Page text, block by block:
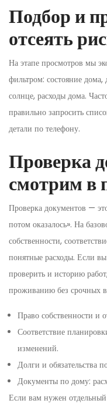
Подбор и
отсеять
На этапе просмотров мы
фильтром: состояние
солнце, расходы дома.
правильно запросить
детали по телефону.
Проверка
смотрим в
Проверка документов —
потом оказалось». На
собственности,
понятные расходы. Если
проверить и историю
проживанию без срочных
Право собственности и
Соответствие
изменений.
Долги и обязательства
Документы по дому:
Если вам нужен